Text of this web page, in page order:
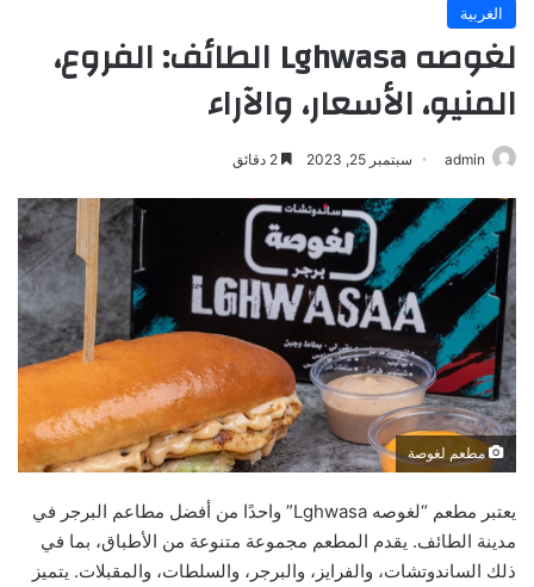
الغربية
لغوصه Lghwasa الطائف: الفروع،
المنيو، الأسعار، والآراء
admin سبتمبر 25, 2023
مطعم لغوصة
يعتبر مطعم “لغوصه Lghwasa” واحدًا من أفضل مطاعم البرجر في
مدينة الطائف. يقدم المطعم مجموعة متنوعة من الأطباق، بما في
ذلك الساندوتشات، والفرايز، والبرجر، والسلطات، والمقبلات. يتميز